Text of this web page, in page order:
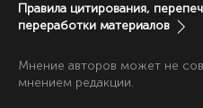
Правила цитирования,
переработки материалов
Мнение авторов может не
мнением редакции.